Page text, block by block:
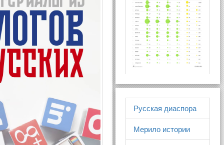
Русская диаспора
Мерило истории